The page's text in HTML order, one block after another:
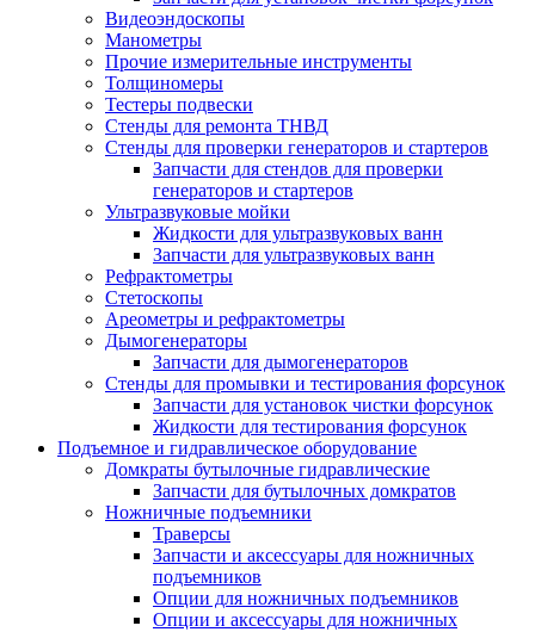
Видеоэндоскопы
Манометры
Прочие измерительные инструменты
Толщиномеры
Тестеры подвески
Стенды для ремонта ТНВД
Стенды для проверки генераторов и стартеров
Запчасти для стендов для проверки
генераторов и стартеров
Ультразвуковые мойки
Жидкости для ультразвуковых ванн
Запчасти для ультразвуковых ванн
Рефрактометры
Стетоскопы
Ареометры и рефрактометры
Дымогенераторы
Запчасти для дымогенераторов
Стенды для промывки и тестирования форсунок
Запчасти для установок чистки форсунок
Жидкости для тестирования форсунок
Подъемное и гидравлическое оборудование
Домкраты бутылочные гидравлические
Запчасти для бутылочных домкратов
Ножничные подъемники
Траверсы
Запчасти и аксессуары для ножничных
подъемников
Опции для ножничных подъемников
Опции и аксессуары для ножничных